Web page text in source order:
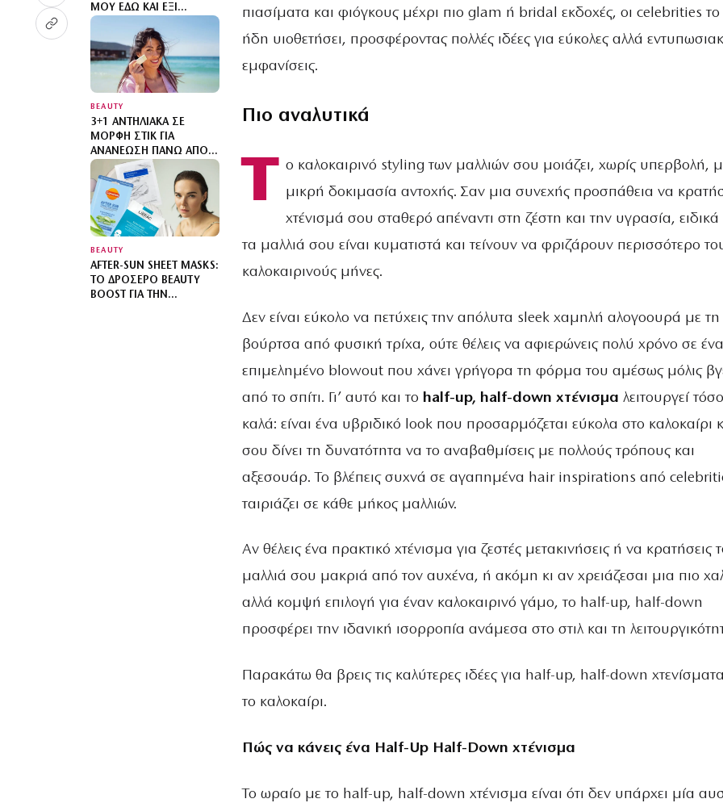
ΜΟΥ ΕΔΏ ΚΑΙ ΈΞΙ
ΧΡΌΝΙΑ
BEAUTY
3+1 ΑΝΤΗΛΙΑΚΆ ΣΕ
ΜΟΡΦΉ ΣΤΙΚ ΓΙΑ
ΑΝΑΝΈΩΣΗ ΠΆΝΩ ΑΠΌ
ΤΟ ΜΑΚΙΓΙΆΖ
BEAUTY
AFTER-SUN SHEET MASKS:
ΤΟ ΔΡΟΣΕΡΌ BEAUTY
BOOST ΓΙΑ ΤΗΝ
πιασίματα και φιόγκους μέχρι πιο glam ή bridal εκδοχές, οι celebrities
ήδη υιοθετήσει, προσφέροντας πολλές ιδέες για εύκολες αλλά
εμφανίσεις.
Πιο αναλυτικά
Τ ο καλοκαιρινό styling των μαλλιών σου μοιάζει, χωρίς υπερβολή,
μικρή δοκιμασία αντοχής. Σαν μια συνεχής προσπάθεια να
χτένισμά σου σταθερό απέναντι στη ζέστη και την υγρασία, ειδικά
τα μαλλιά σου είναι κυματιστά και τείνουν να φριζάρουν περισσότερο
καλοκαιρινούς μήνες.
Δεν είναι εύκολο να πετύχεις την απόλυτα sleek χαμηλή αλογοουρά με τη
βούρτσα από φυσική τρίχα, ούτε θέλεις να αφιερώνεις πολύ χρόνο σε ένα
επιμελημένο blowout που χάνει γρήγορα τη φόρμα του αμέσως μόλις
από το σπίτι. Γι’ αυτό και το half-up, half-down χτένισμα λειτουργεί τόσο
καλά: είναι ένα υβριδικό look που προσαρμόζεται εύκολα στο καλοκαίρι
σου δίνει τη δυνατότητα να το αναβαθμίσεις με πολλούς τρόπους και
αξεσουάρ. Το βλέπεις συχνά σε αγαπημένα hair inspirations από
ταιριάζει σε κάθε μήκος μαλλιών.
Αν θέλεις ένα πρακτικό χτένισμα για ζεστές μετακινήσεις ή να κρατήσεις
μαλλιά σου μακριά από τον αυχένα, ή ακόμη κι αν χρειάζεσαι μια πιο
αλλά κομψή επιλογή για έναν καλοκαιρινό γάμο, το half-up, half-down
προσφέρει την ιδανική ισορροπία ανάμεσα στο στιλ και τη
Παρακάτω θα βρεις τις καλύτερες ιδέες για half-up, half-down
το καλοκαίρι.
Πώς να κάνεις ένα Half-Up Half-Down χτένισμα
Το ωραίο με το half-up, half-down χτένισμα είναι ότι δεν υπάρχει μία